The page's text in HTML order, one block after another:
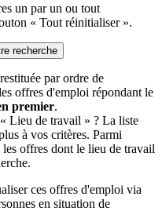
un par un ou tout
« Tout réinitialiser ».
recherche
par ordre de
offres d'emploi répondant le
premier.
Lieu de travail » ? La liste
à vos critères. Parmi
offres dont le lieu de travail
ces offres d'emploi via
en situation de